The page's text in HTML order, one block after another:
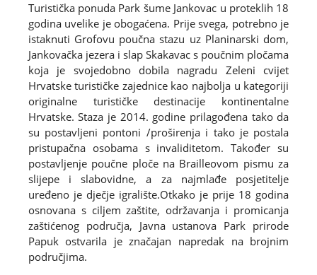
Turistička ponuda Park šume Jankovac u proteklih 18
godina uvelike je obogaćena. Prije svega, potrebno je
istaknuti Grofovu poučna stazu uz Planinarski dom,
Jankovačka jezera i slap Skakavac s poučnim pločama
koja je svojedobno dobila nagradu Zeleni cvijet
Hrvatske turističke zajednice kao najbolja u kategoriji
originalne turističke destinacije kontinentalne
Hrvatske. Staza je 2014. godine prilagođena tako da
su postavljeni pontoni /proširenja i tako je postala
pristupačna osobama s invaliditetom. Također su
postavljenje poučne ploče na Brailleovom pismu za
slijepe i slabovidne, a za najmlađe posjetitelje
uređeno je dječje igralište.Otkako je prije 18 godina
osnovana s ciljem zaštite, održavanja i promicanja
zaštićenog područja, Javna ustanova Park prirode
Papuk ostvarila je značajan napredak na brojnim
područjima.